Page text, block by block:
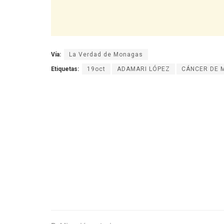
Vía: La Verdad de Monagas
Etiquetas: 19oct ADAMARI LÓPEZ CÁNCER DE